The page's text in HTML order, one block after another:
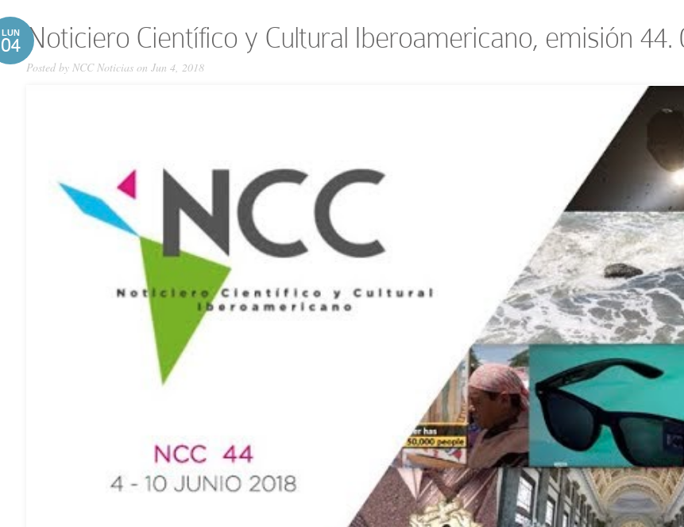
LUN
04 Noticiero Científico y Cultural Iberoamericano, emisión 44.
Posted by NCC Noticias on Jun 4, 2018